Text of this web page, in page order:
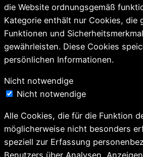
die Website ordnungsgemäß
Kategorie enthält nur Cookies, die
Funktionen und
gewährleisten. Diese Cookies
persönlichen Informationen.
Nicht notwendige
Nicht notwendige
Alle Cookies, die für die Funktion
möglicherweise nicht besonders
speziell zur Erfassung
Benutzers über Analysen,